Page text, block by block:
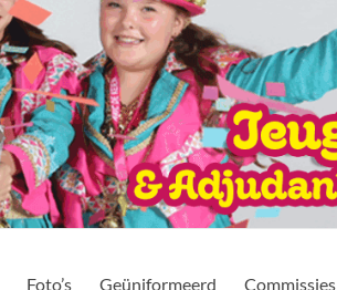
Foto’s Geüniformeerd Commissies